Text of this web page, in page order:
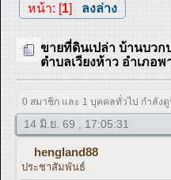
หน้า: [1] ลงล่าง
ขายที่ดินเปล่า บ้านบวก
ตำบลเวียงห้าว อำเภอพ
0 สมาชิก และ 1 บุคคลทั่วไป กำลัง
14 มิ.ย. 69 , 17:05:31
hengland88
ประชาสัมพันธ์